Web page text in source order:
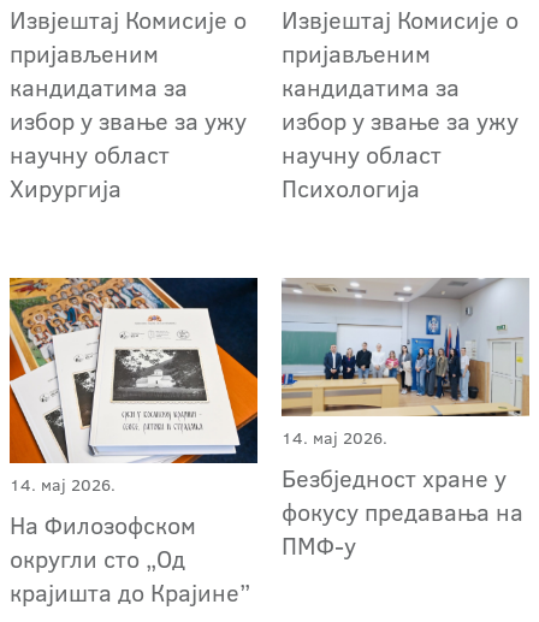
Извјештај Комисије о
пријављеним
кандидатима за
избор у звање за ужу
научну област
Хирургија
Извјештај Комисије о
пријављеним
кандидатима за
избор у звање за ужу
научну област
Психологија
14. мај 2026.
На Филозофском
округли сто „Од
крајишта до Крајине”
14. мај 2026.
Безбједност хране у
фокусу предавања на
ПMФ-у